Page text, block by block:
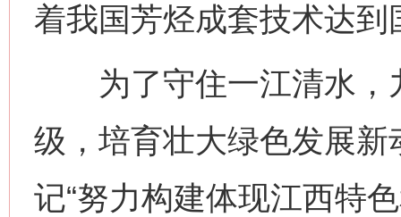
着我国芳烃成套技术达到
为了守住一江清水，
级，培育壮大绿色发展
记“努力构建体现江西特
网上购药对药下症？